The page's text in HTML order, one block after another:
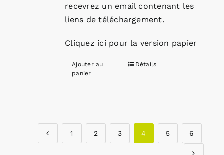
recevrez un email contenant les
liens de téléchargement.
Cliquez ici pour la version papier
Ajouter au
panier
Détails
1 2 3 4 5 6